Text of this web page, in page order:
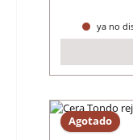
ya no
Agotado